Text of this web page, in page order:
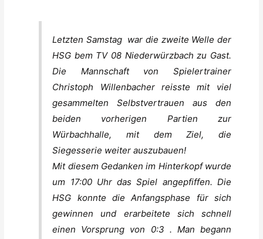
Letzten Samstag war die zweite Welle der
HSG bem TV 08 Niederwürzbach zu Gast.
Die Mannschaft von Spielertrainer
Christoph Willenbacher reisste mit viel
gesammelten Selbstvertrauen aus den
beiden vorherigen Partien zur
Würbachhalle, mit dem Ziel, die
Siegesserie weiter auszubauen!
Mit diesem Gedanken im Hinterkopf wurde
um 17:00 Uhr das Spiel angepfiffen. Die
HSG konnte die Anfangsphase für sich
gewinnen und erarbeitete sich schnell
einen Vorsprung von 0:3 . Man begann